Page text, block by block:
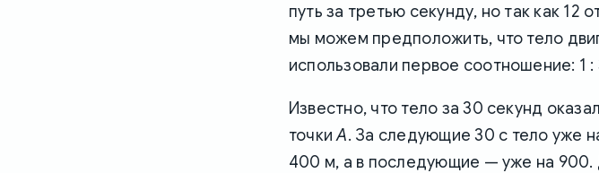
путь за третью секунду, но так как 12
мы можем предположить, что тело
использовали первое соотношение: 1 :
Известно, что тело за 30 секунд
точкиA. За следующие 30 с тело уже
400 м, а в последующие — уже на 900.